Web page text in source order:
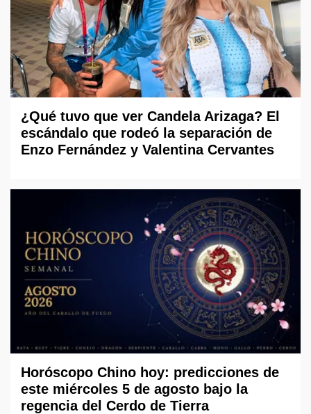
¿Qué tuvo que ver Candela Arizaga? El
escándalo que rodeó la separación de
Enzo Fernández y Valentina Cervantes
Horóscopo Chino hoy: predicciones de
este miércoles 5 de agosto bajo la
regencia del Cerdo de Tierra